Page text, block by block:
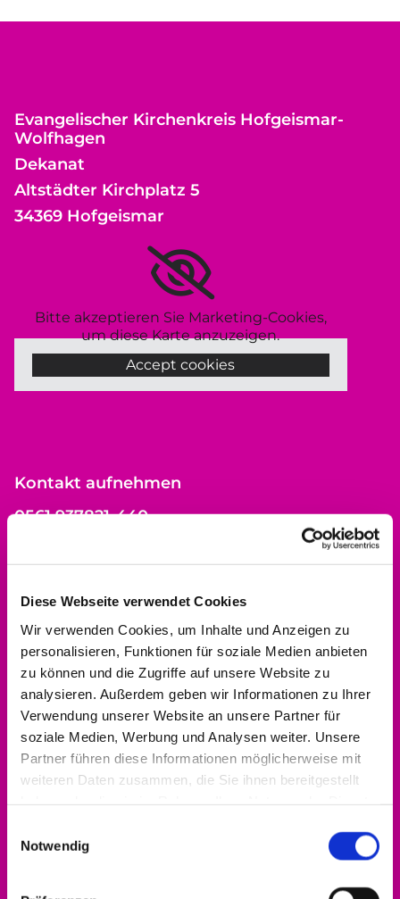
Diese Webseite verwendet Cookies
Wir verwenden Cookies, um Inhalte und Anzeigen zu
personalisieren, Funktionen für soziale Medien anbieten
zu können und die Zugriffe auf unsere Website zu
analysieren. Außerdem geben wir Informationen zu Ihrer
Verwendung unserer Website an unsere Partner für
soziale Medien, Werbung und Analysen weiter. Unsere
Partner führen diese Informationen möglicherweise mit
weiteren Daten zusammen, die Sie ihnen bereitgestellt
Notwendig
Evangelischer Kirchenkreis Hofgeismar-
Wolfhagen
Dekanat
Altstädter Kirchplatz 5
34369 Hofgeismar
Bitte akzeptieren Sie Marketing-Cookies,
um diese Karte anzuzeigen.
Accept cookies
Kontakt aufnehmen
0561 937821-440
dekanat.hofgeismar-wolfhagen@ekkw.de